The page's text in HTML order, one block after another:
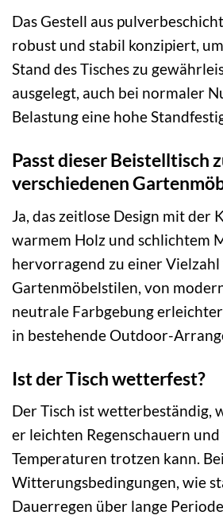
Das Gestell aus
robust und stabil konzipiert,
Stand des Tisches zu
ausgelegt, auch bei normaler
Belastung eine hohe
Passt dieser Beistelltisch
verschiedenen
Ja, das zeitlose Design mit der
warmem Holz und schlichtem
hervorragend zu einer Vielzahl
Gartenmöbelstilen, von
neutrale Farbgebung
in bestehende Outdoor-
Ist der Tisch wetterfest?
Der Tisch ist wetterbeständig,
er leichten Regenschauern
Temperaturen trotzen kann.
Witterungsbedingungen, wie
Dauerregen über lange